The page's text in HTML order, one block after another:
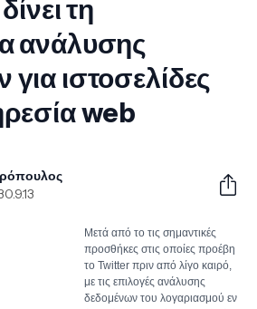
τη
ανάλυσης
ιστοσελίδες
web
Mετά από τo τις σημαντικές
προσθήκες στις οποίες προέβη
το Twitter πριν από λίγο καιρό,
με τις επιλογές ανάλυσης
δεδομένων του λογαριασμού εν